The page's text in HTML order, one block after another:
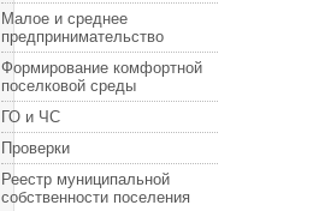
Малое и среднее
предпринимательство
Формирование комфортной
поселковой среды
ГО и ЧС
Проверки
Реестр муниципальной
собственности поселения